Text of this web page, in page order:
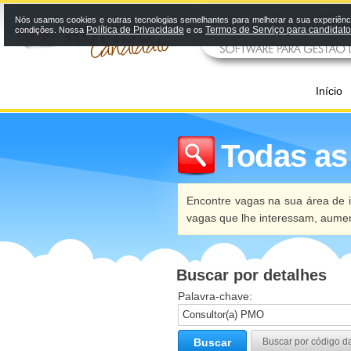
Início
Todas
Encontre vagas na sua área
vagas que lhe interessam,
Buscar por detalhes
Palavra-chave:
Buscar Buscar por código
Nós usamos cookies e outras tecnologias semelhantes para melhorar a sua
condições. Nossa Política de Privacidade e os Termos de Serviço para